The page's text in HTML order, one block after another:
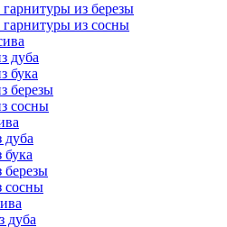
из березы
из сосны
дуба
бука
березы
сосны
дуба